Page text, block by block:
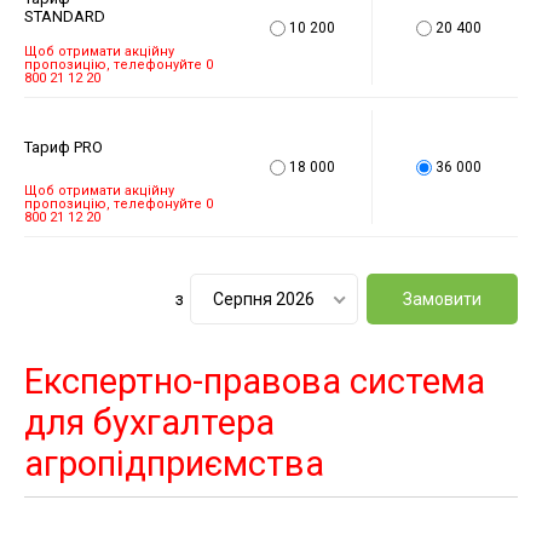
STANDARD
Щоб отримати акційну
пропозицію, телефонуйте 0
800 21 12 20
10 200 20 400
Тариф PRO
Щоб отримати акційну
пропозицію, телефонуйте 0
800 21 12 20
18 000 36 000
з Серпня 2026 Замовити
Експертно-правова система
для бухгалтера
агропідприємства